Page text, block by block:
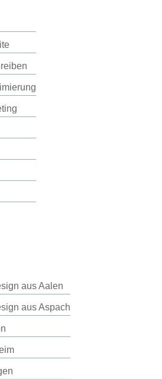
aus Aalen
aus Aspach